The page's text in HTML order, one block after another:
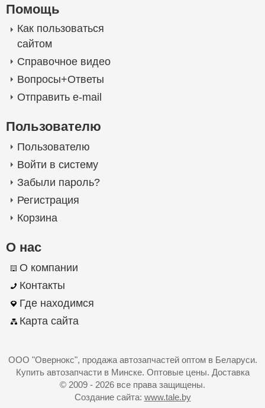
Помощь
Как пользоваться
сайтом
Справочное видео
Вопросы+Ответы
Отправить e-mail
Пользователю
Пользователю
Войти в систему
Забыли пароль?
Регистрация
Корзина
О нас
О компании
Контакты
Где находимся
Карта сайта
ООО "Овернокс", продажа автозапчастей оптом в Беларуси.
Купить автозапчасти в Минске. Оптовые цены. Доставка
© 2009 - 2026 все права защищены.
Создание сайта: www.tale.by